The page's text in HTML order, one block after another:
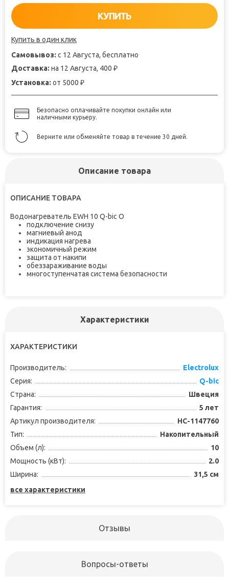
КУПИТЬ
Купить в один клик
Самовывоз: с 12 Августа, бесплатно
Доставка: на 12 Августа, 400 ₽
Установка: от 5000 ₽
Безопасно оплачивайте покупки онлайн или
наличными курьеру.
Верните или обменяйте товар в течение 30 дней.
Описание товара
ОПИСАНИЕ ТОВАРА
Водонагреватель EWH 10 Q-bic O
подключение снизу
магниевый анод
индикация нагрева
экономичный режим
защита от накипи
обеззараживание воды
многоступенчатая система безопасности
Характеристики
ХАРАКТЕРИСТИКИ
Производитель:
Electrolux
Серия:
Q-bic
Страна:
Швеция
Гарантия:
5 лет
Артикул производителя:
НС-1147760
Тип:
Накопительный
Объем (л):
10
Мощность (кВт):
2.0
Ширина:
31,5 см
все характеристики
Отзывы
Вопросы-ответы